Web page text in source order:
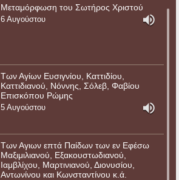
Μεταμόρφωση του Σωτήρος Χριστού
6 Αυγούστου
Των Αγίων Ευσιγνίου, Καττιδίου,
Καττιδιανού, Νόννης, Σόλεβ, Φαβίου
Επισκόπου Ρώμης
5 Αυγούστου
Των Αγιων επτά Παίδων των εν Εφέσω
Μαξιμιλιανού, Εξακουστωδιανού,
Ιαμβλίχου, Μαρτινιανού, Διονυσίου,
Αντωνίνου και Κωνσταντίνου κ.ά.